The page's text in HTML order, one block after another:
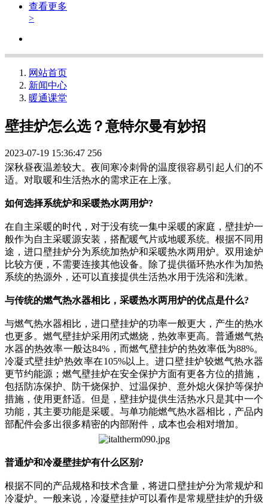
查看更多
>
网站首页
新闻中心
暖通课堂
壁挂炉怎么选？意特尔曼有妙招
2023-07-19 15:36:47 256
深秋昼夜温差较大。夜间寒冷刺骨的温度很容易引起人们的不
适。对取暖和生活热水的需求正在上涨。
如何选择系统炉和采暖热水两用炉?
在自主采暖的时代，对于没有统一集中采暖的家庭，壁挂炉一
般作为自主采暖源安装，搭配暖气片或地暖系统。根据不同用
途，进口壁挂炉分为系统加热炉和采暖热水两用炉。双用途炉
比较方便，不需要连接其他设备。除了提供循环热水作为加热
系统的热源外，还可以直接提供生活热水用于洗浴和洗漱。
与传统的燃气热水器相比，采暖热水两用炉的优点是什么?
与燃气热水器相比，进口壁挂炉的功率一般更大，产生的热水
也更多。燃气壁挂炉采用闭式燃烧，热效率更高。普通燃气热
水器的热效率一般达84%，而燃气壁挂炉的热效率低为88%。
冷凝式壁挂炉热效率在105%以上。进口壁挂炉较燃气热水器
更节约能源；燃气壁挂炉在安全保护方面有更各方位的措施，
包括防冻保护、防干烧保护、过温保护、意外熄火保护等保护
措施，使用更舒适。但是，壁挂炉提供生活热水只是其中一个
功能，其主要功能是采暖。与单功能燃气热水器相比，产品内
部配件会多出很多精密的内部附件，成本也会相对增加。
普通炉和冷凝壁挂炉有什么区别?
根据不同的产品规格和技术含量，将进口壁挂炉分为常规炉和
冷凝炉。一般来说，冷凝壁挂炉可以看作是常规壁挂炉的升级